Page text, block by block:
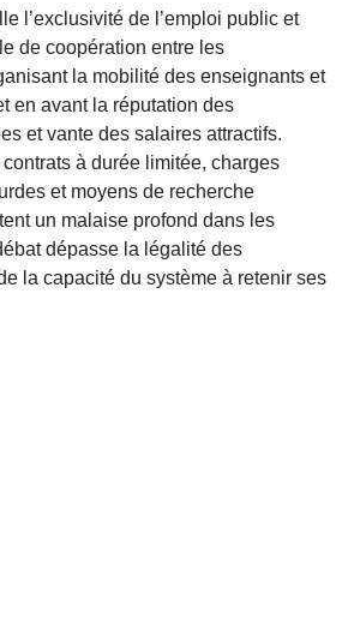
l’exclusivité de l’emploi public et
de coopération entre les
la mobilité des enseignants et
en avant la réputation des
et vante des salaires attractifs.
à durée limitée, charges
et moyens de recherche
un malaise profond dans les
dépasse la légalité des
la capacité du système à retenir ses